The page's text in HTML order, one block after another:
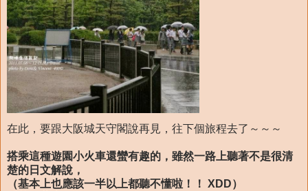
在此，要跟大阪城天守閣說再見，往下個旅程去了～～～
搭乘這種遊園小火車還蠻有趣的，雖然一路上聽著不是很清
楚的日文解說，
（基本上也應該一半以上都聽不懂啦！！ XDD）